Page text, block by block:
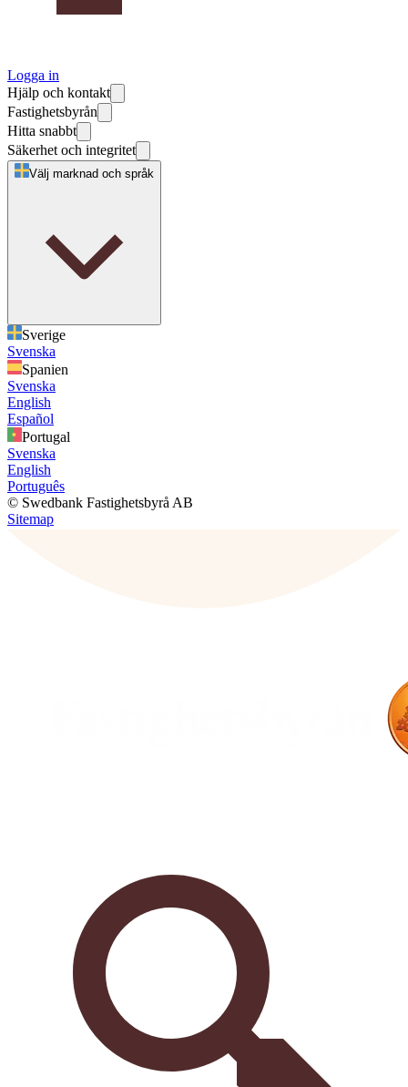
Logga in
Hjälp och kontakt
Fastighetsbyrån
Hitta snabbt
Säkerhet och integritet
Välj marknad och språk
Sverige
Svenska
Spanien
Svenska
English
Español
Portugal
Svenska
English
Português
© Swedbank Fastighetsbyrå AB
Sitemap